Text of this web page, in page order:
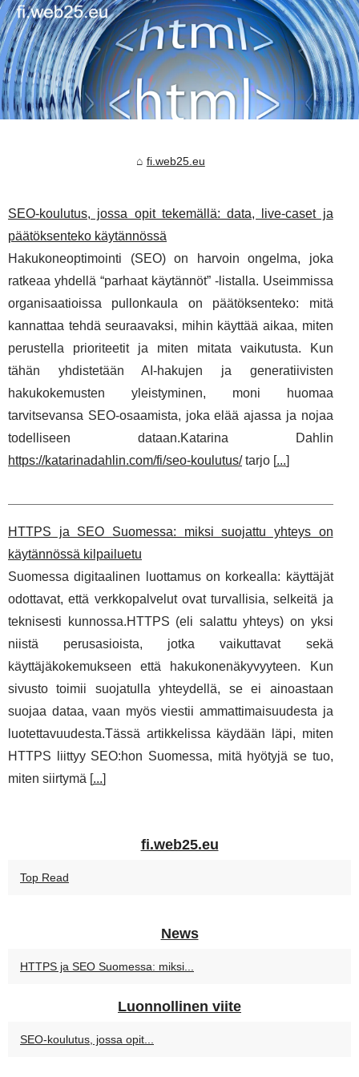
fi.web25.eu
SEO-koulutus, jossa opit tekemällä: data, live-caset ja
päätöksenteko käytännössä
Hakukoneoptimointi (SEO) on harvoin ongelma, joka
ratkeaa yhdellä “parhaat käytännöt” -listalla. Useimmissa
organisaatioissa pullonkaula on päätöksenteko: mitä
kannattaa tehdä seuraavaksi, mihin käyttää aikaa, miten
perustella prioriteetit ja miten mitata vaikutusta. Kun
tähän yhdistetään AI-hakujen ja generatiivisten
hakukokemusten yleistyminen, moni huomaa
tarvitsevansa SEO-osaamista, joka elää ajassa ja nojaa
todelliseen dataan.Katarina Dahlin
https://katarinadahlin.com/fi/seo-koulutus/tarjo [...]
HTTPS ja SEO Suomessa: miksi suojattu yhteys on
käytännössä kilpailuetu
Suomessa digitaalinen luottamus on korkealla: käyttäjät
odottavat, että verkkopalvelut ovat turvallisia, selkeitä ja
teknisesti kunnossa.HTTPS (eli salattu yhteys) on yksi
niistä perusasioista, jotka vaikuttavat sekä
käyttäjäkokemukseen että hakukonenäkyvyyteen. Kun
sivusto toimii suojatulla yhteydellä, se ei ainoastaan
suojaa dataa, vaan myös viestii ammattimaisuudesta ja
luotettavuudesta.Tässä artikkelissa käydään läpi, miten
HTTPS liittyy SEO:hon Suomessa, mitä hyötyjä se tuo,
miten siirtymä [...]
fi.web25.eu
Top Read
News
HTTPS ja SEO Suomessa: miksi...
Luonnollinen viite
SEO-koulutus, jossa opit...